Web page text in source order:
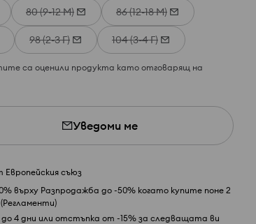
80 (9-12 М) 86 (12-18 М)
98 (2-3 Г) 104 (3-4 Г)
са оценили продукта като отговарящ на
Уведоми ме
Европейския съюз
върху Разпродажба до -50% когато купите поне 2
4 дни или отстъпка от -15% за следващата ви